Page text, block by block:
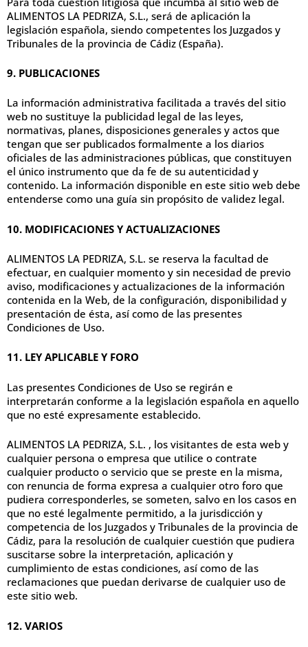
ALIMENTOS LA PEDRIZA, S.L., será de aplicación la
legislación española, siendo competentes los Juzgados y
Tribunales de la provincia de Cádiz (España).
9. PUBLICACIONES
La información administrativa facilitada a través del sitio
web no sustituye la publicidad legal de las leyes,
normativas, planes, disposiciones generales y actos que
tengan que ser publicados formalmente a los diarios
oficiales de las administraciones públicas, que constituyen
el único instrumento que da fe de su autenticidad y
contenido. La información disponible en este sitio web debe
entenderse como una guía sin propósito de validez legal.
10. MODIFICACIONES Y ACTUALIZACIONES
ALIMENTOS LA PEDRIZA, S.L. se reserva la facultad de
efectuar, en cualquier momento y sin necesidad de previo
aviso, modificaciones y actualizaciones de la información
contenida en la Web, de la configuración, disponibilidad y
presentación de ésta, así como de las presentes
Condiciones de Uso.
11. LEY APLICABLE Y FORO
Las presentes Condiciones de Uso se regirán e
interpretarán conforme a la legislación española en aquello
que no esté expresamente establecido.
ALIMENTOS LA PEDRIZA, S.L. , los visitantes de esta web y
cualquier persona o empresa que utilice o contrate
cualquier producto o servicio que se preste en la misma,
con renuncia de forma expresa a cualquier otro foro que
pudiera corresponderles, se someten, salvo en los casos en
que no esté legalmente permitido, a la jurisdicción y
competencia de los Juzgados y Tribunales de la provincia de
Cádiz, para la resolución de cualquier cuestión que pudiera
suscitarse sobre la interpretación, aplicación y
cumplimiento de estas condiciones, así como de las
reclamaciones que puedan derivarse de cualquier uso de
este sitio web.
12. VARIOS